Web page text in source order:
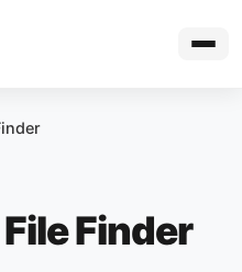
Finder